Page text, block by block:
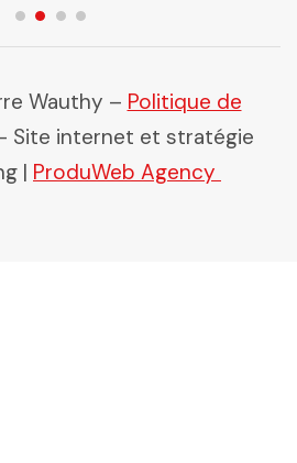
Wauthy – Politique de
Site internet et stratégie
| ProduWeb Agency